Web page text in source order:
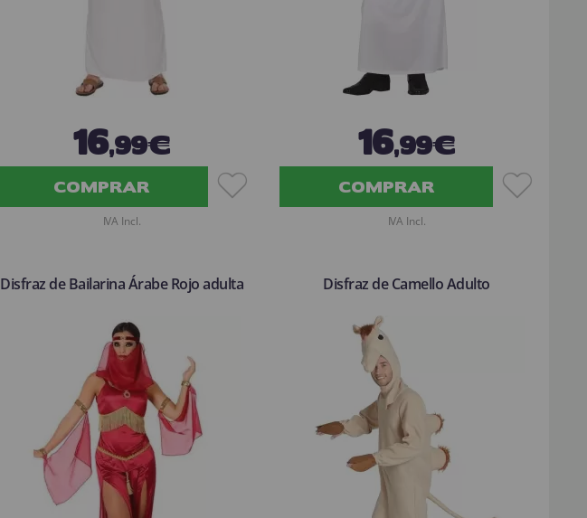
16,99€
COMPRAR
IVA Incl.
16,99€
COMPRAR
IVA Incl.
Disfraz de Bailarina Árabe Rojo adulta Disfraz de Camello Adulto